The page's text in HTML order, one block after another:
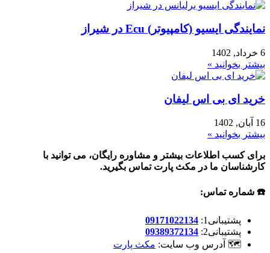
نمایندگی ایسیو (کامپیوتر) Ecu در شیراز
6 خرداد, 1402
بیشتر بخوانید »
خرید ای بی اس لیفان
16 آبان, 1402
بیشتر بخوانید »
برای کسب اطلاعات بیشتر و مشاوره رایگان، می توانید با
کارشناسان ما در مکث پارت تماس بگیرید.
☎️ شماره تماس:
پشتیبانی1:
09171022134
پشتیبانی2:
09389372134
🗺 آدرس وب سایت: مکث پارت